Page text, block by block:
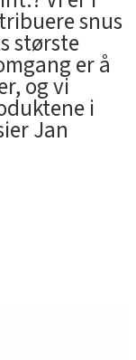
snus
største
er å
og vi
i
Jan